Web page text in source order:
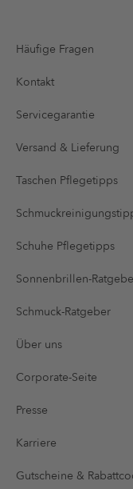
Häufige Fragen
Kontakt
Servicegarantie
Versand & Lieferung
Taschen Pflegetipps
Schuhe Pflegetipps
Sonnenbrillen-
Schmuck-Ratgeber
Über uns
Corporate-Seite
Presse
Karriere
Gutscheine &